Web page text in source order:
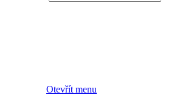
Otevřít menu